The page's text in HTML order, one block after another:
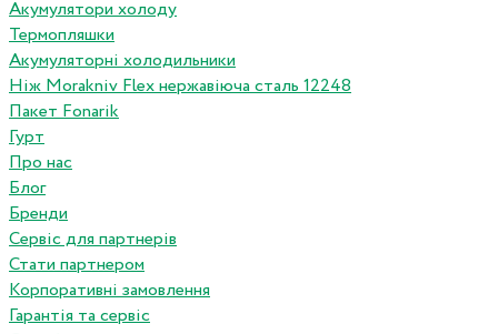
Акумулятори холоду
Термопляшки
Акумуляторні холодильники
Ніж Morakniv Flex нержавіюча сталь 12248
Пакет Fonarik
Гурт
Про нас
Блог
Бренди
Сервіс для партнерів
Стати партнером
Корпоративні замовлення
Гарантія та сервіс